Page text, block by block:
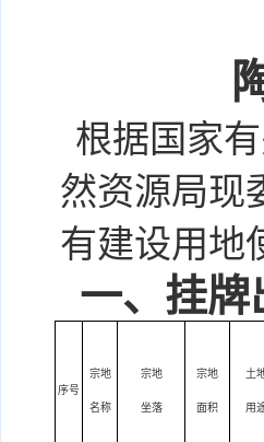
根据国家
然资源局现
有建设用地
一、挂牌
序号
宗地
名称
宗地
坐落
宗地
面积
土
用